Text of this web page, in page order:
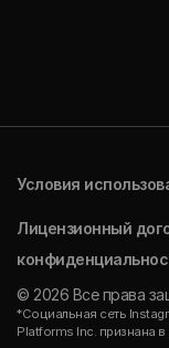
Условия
Лицензионный
© 2026 Все права
*Социальная сеть
Platforms Inc. признана